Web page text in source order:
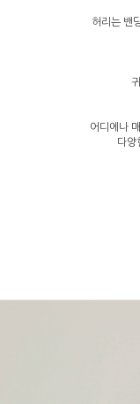
허리는 밴
어디에나
다양